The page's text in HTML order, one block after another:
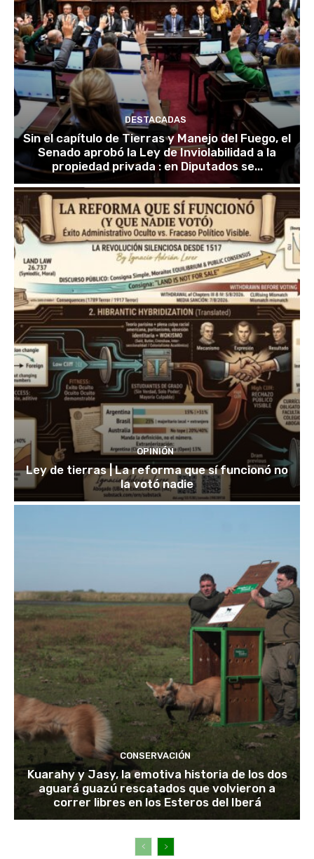
DESTACADAS
Sin el capítulo de Tierras y Manejo del Fuego, el
Senado aprobó la Ley de Inviolabilidad a la
propiedad privada : en Diputados se...
OPINIÓN
Ley de tierras | La reforma que sí funcionó no
la votó nadie
CONSERVACIÓN
Kuarahy y Jasy, la emotiva historia de los dos
aguará guazú rescatados que volvieron a
correr libres en los Esteros del Iberá